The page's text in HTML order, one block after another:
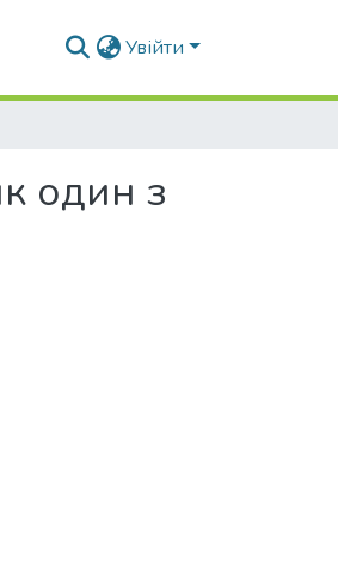
Увійти
один з